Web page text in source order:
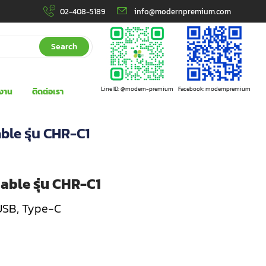
02-408-5189 info@modernpremium.com
Search
าน ติดต่อเรา Line ID: @modern-premium Facebook: modernpremium
รุ่น CHR-C1
รุ่น CHR-C1
Type-C